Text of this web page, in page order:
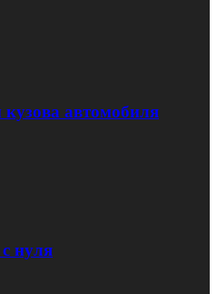
автомобиля
нуля